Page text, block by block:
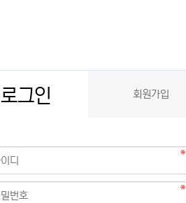
로그인 회원가입